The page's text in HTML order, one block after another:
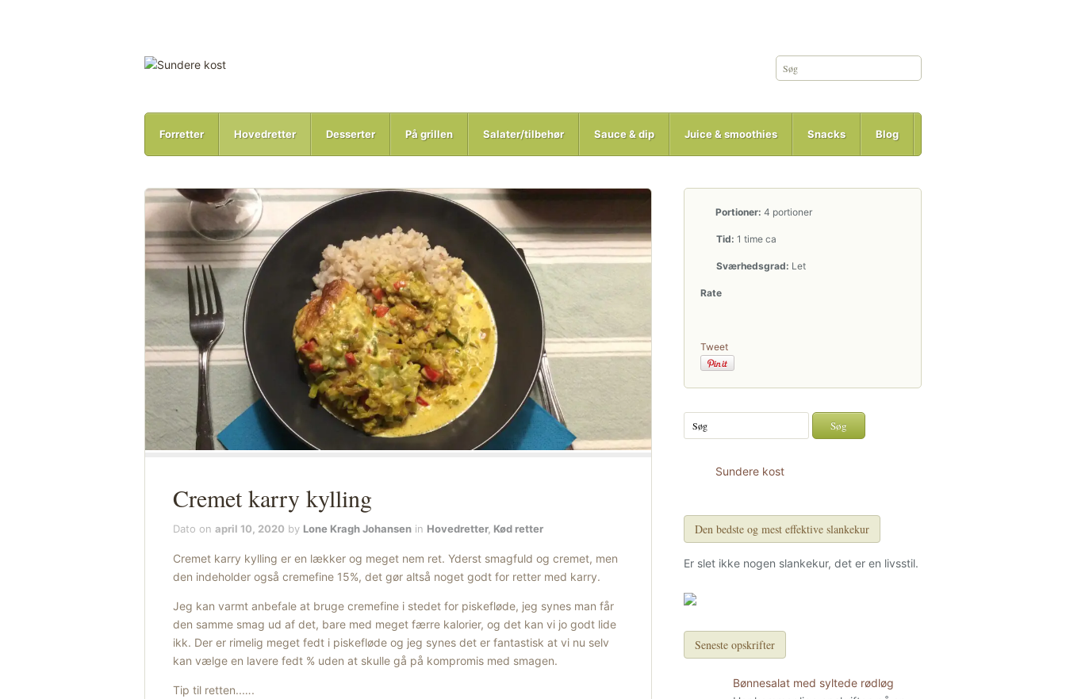
Forretter Hovedretter Desserter På grillen Salater/tilbehør Sauce & dip Juice & smoothies Snacks Blog
Cremet karry kylling
Dato on april 10, 2020 by Lone Kragh Johansen in Hovedretter, Kød retter
Cremet karry kylling er en lækker og meget nem ret. Yderst smagfuld og cremet, men
den indeholder også cremefine 15%, det gør altså noget godt for retter med karry.
Jeg kan varmt anbefale at bruge cremefine i stedet for piskefløde, jeg synes man får
den samme smag ud af det, bare med meget færre kalorier, og det kan vi jo godt lide
ikk. Der er rimelig meget fedt i piskefløde og jeg synes det er fantastisk at vi nu selv
kan vælge en lavere fedt % uden at skulle gå på kompromis med smagen.
Tip til retten..….
Portioner: 4 portioner
Tid: 1 time ca
Sværhedsgrad: Let
Rate
Tweet
Sundere kost
Den bedste og mest effektive slankekur
Er slet ikke nogen slankekur, det er en livsstil.
Seneste opskrifter
Bønnesalat med syltede rødløg